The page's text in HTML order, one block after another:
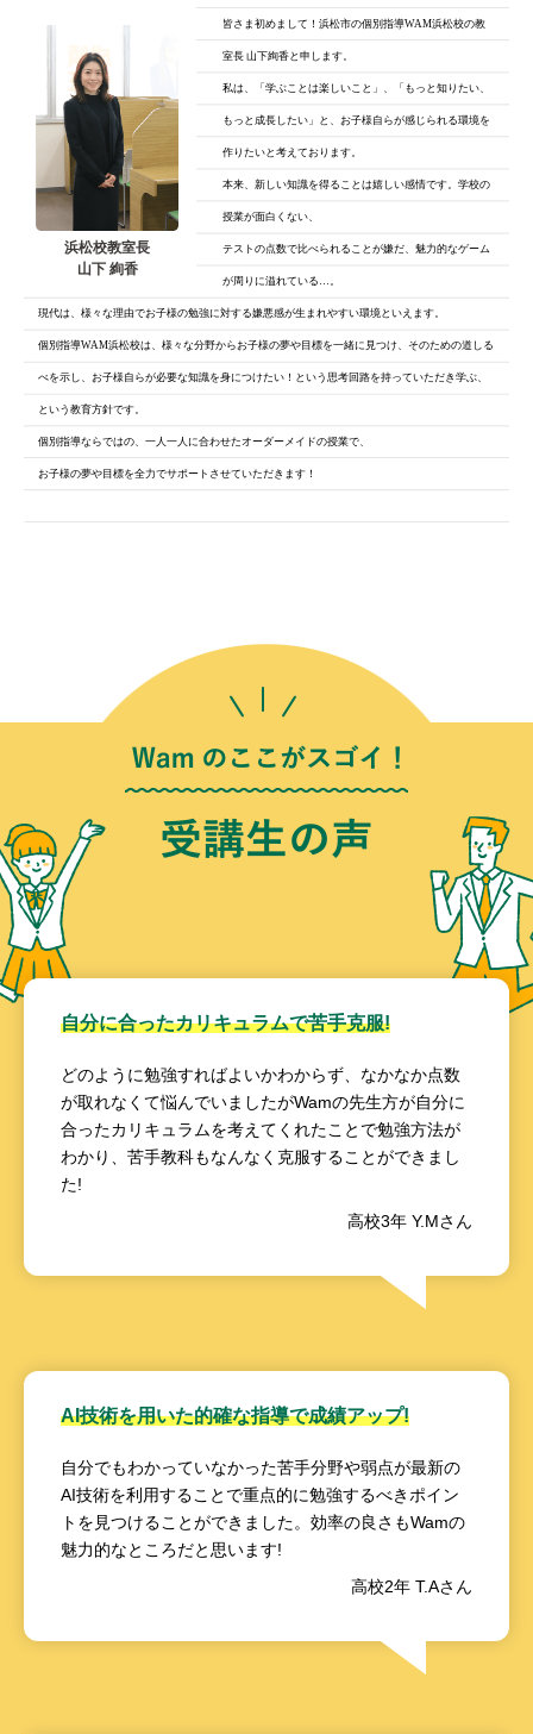
浜松校教室長
山下 絢香
皆さま初めまして！浜松市の個別指導WAM浜松校の教
室長 山下絢香と申します。
私は、「学ぶことは楽しいこと」、「もっと知りたい、
もっと成長したい」と、 お子様自らが感じられる環境を
作りたいと考えております。
本来、新しい知識を得ることは嬉しい感情です。学校の
授業が面白くない、
テストの点数で比べられることが嫌だ、魅力的なゲーム
が周りに溢れている…。
現代は、様々な理由でお子様の勉強に対する嫌悪感が生まれやすい環境といえます。
個別指導WAM浜松校は、様々な分野からお子様の夢や目標を一緒に見つけ、そのための道しる
べを示し、お子様自らが必要な知識を身につけたい！という思考回路を持っていただき学ぶ、
という教育方針です。
個別指導ならではの、一人一人に合わせたオーダーメイドの授業で、
お子様の夢や目標を全力でサポートさせていただきます！
自分に合ったカリキュラムで苦手克服!
どのように勉強すればよいかわからず、なかなか点数
が取れなくて悩んでいましたがWamの先生方が自分に
合ったカリキュラムを考えてくれたことで勉強方法が
わかり、苦手教科もなんなく克服することができまし
た!
高校3年 Y.Mさん
AI技術を用いた的確な指導で成績アップ!
自分でもわかっていなかった苦手分野や弱点が最新の
AI技術を利用することで重点的に勉強するべきポイン
トを見つけることができました。効率の良さもWamの
魅力的なところだと思います!
高校2年 T.Aさん